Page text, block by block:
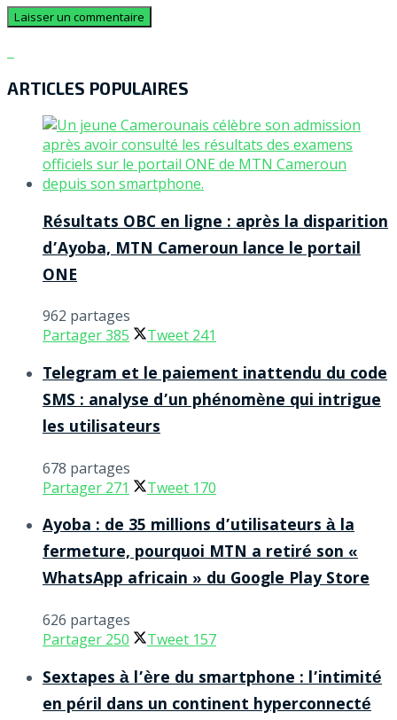
ARTICLES POPULAIRES
Résultats OBC en ligne : après la disparition
d’Ayoba, MTN Cameroun lance le portail
ONE
962 partages
Partager385 Tweet 241
Telegram et le paiement inattendu du code
SMS : analyse d’un phénomène qui intrigue
les utilisateurs
678 partages
Partager 271 Tweet 170
Ayoba : de 35 millions d’utilisateurs à la
fermeture, pourquoi MTN a retiré son «
WhatsApp africain » du Google Play Store
626 partages
Partager 250 Tweet 157
Sextapes à l’ère du smartphone : l’intimité
en péril dans un continent hyperconnecté